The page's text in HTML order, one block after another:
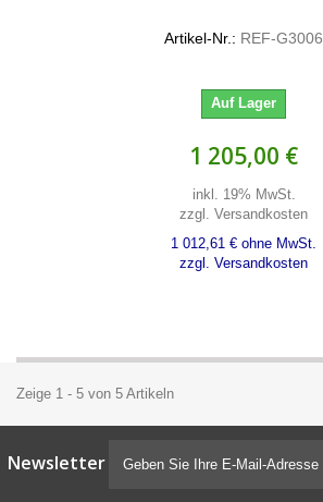
Artikel-Nr.: REF-G3006
Auf Lager
1 205,00 €
inkl. 19% MwSt.
zzgl. Versandkosten
1 012,61 € ohne MwSt.
zzgl. Versandkosten
Zeige 1 - 5 von 5 Artikeln
Newsletter